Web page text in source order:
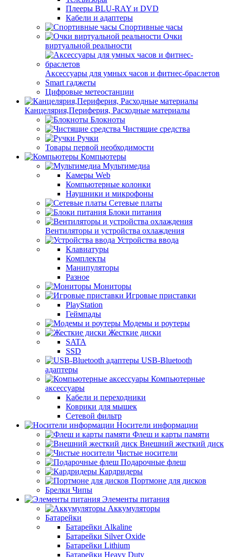
Плееры BLU-RAY и DVD
Кабели и адаптеры
Спортивные часы
Очки
виртуальной реальности
Аксессуары для умных часов и фитнес-браслетов
Smart гаджеты
Цифровые метеостанции
Канцелярия,Периферия, Расходные материалы
Блокноты
Чистящие средства
Ручки
Товары первой необходимости
Компьютеры
Мультимедиа
Камеры Web
Компьютерные колонки
Наушники и микрофоны
Сетевые платы
Блоки питания
Вентиляторы и устройства охлаждения
Устройства ввода
Клавиатуры
Комплекты
Манипуляторы
Разное
Мониторы
Игровые приставки
PlayStation
Геймпады
Модемы и роутеры
Жесткие диски
SATA
SSD
USB-Bluetooth
адаптеры
Компьютерные
аксессуары
Кабели и переходники
Коврики для мышек
Сетевой фильтр
Носители информации
Флеш и карты памяти
Внешний жесткий диск
Чистые носители
Подарочные флеш
Кардридеры
Портмоне для дисков
Брелки Чипы
Элементы питания
Аккумуляторы
Батарейки
Батарейки Alkaline
Батарейки Silver Oxide
Батарейки Lithium
Батарейки Heavy Duty